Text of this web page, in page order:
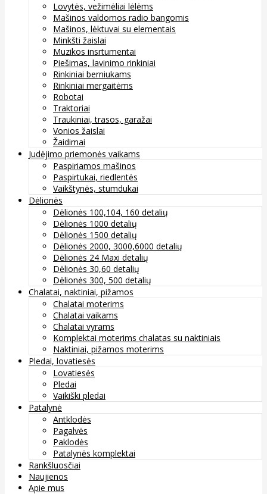
Lovytės, vežimėliai lėlėms
Mašinos valdomos radio bangomis
Mašinos, lėktuvai su elementais
Minkšti žaislai
Muzikos insrtumentai
Piešimas, lavinimo rinkiniai
Rinkiniai berniukams
Rinkiniai mergaitėms
Robotai
Traktoriai
Traukiniai, trasos, garažai
Vonios žaislai
Žaidimai
Judėjimo priemonės vaikams
Paspiriamos mašinos
Paspirtukai, riedlentės
Vaikštynės, stumdukai
Dėlionės
Dėlionės 100,104, 160 detalių
Dėlionės 1000 detalių
Dėlionės 1500 detalių
Dėlionės 2000, 3000,6000 detalių
Dėlionės 24 Maxi detalių
Dėlionės 30,60 detalių
Dėlionės 300, 500 detalių
Chalatai, naktiniai, pižamos
Chalatai moterims
Chalatai vaikams
Chalatai vyrams
Komplektai moterims chalatas su naktiniais
Naktiniai, pižamos moterims
Pledai, lovatiesės
Lovatiesės
Pledai
Vaikiški pledai
Patalynė
Antklodės
Pagalvės
Paklodės
Patalynės komplektai
Rankšluosčiai
Naujienos
Apie mus